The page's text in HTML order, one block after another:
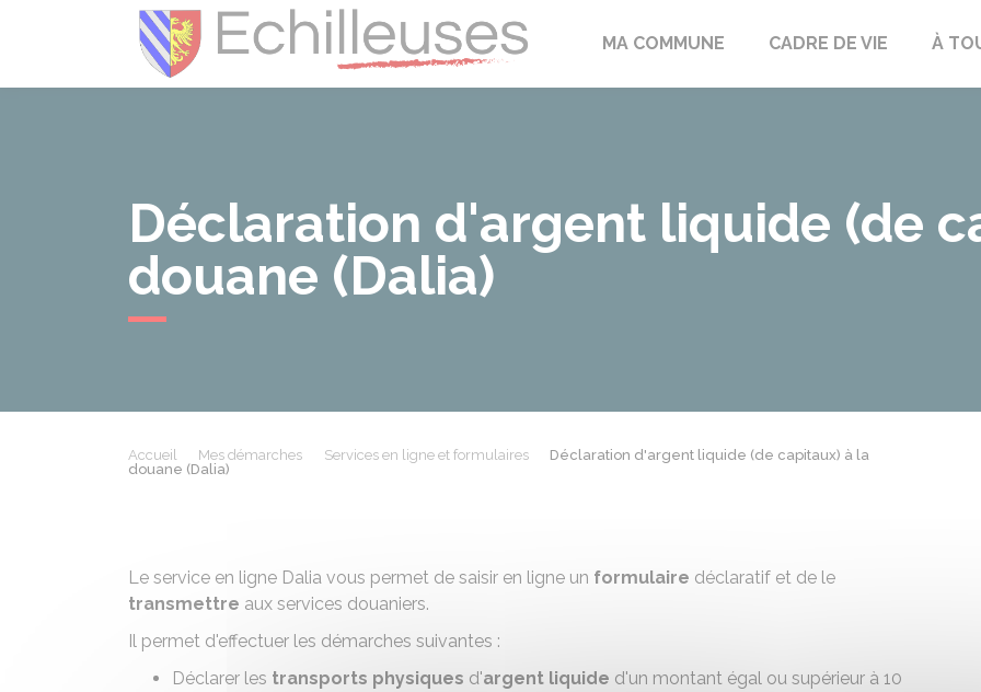
ÉchilleusesMA COMMUNE CADRE DE VIE À
Déclaration d'argent liquide (de
douane (Dalia)
Accueil Mes démarches Services en ligne et formulaires
Déclaration d'argent liquide (de capitaux) à la
douane (Dalia)
Le service en ligne Dalia vous permet de saisir en ligne un formulaire déclaratif et de le
transmettre aux services douaniers.
Il permet d'effectuer les démarches suivantes :
Déclarer les transports physiques d'argent liquide d'un montant égal ou supérieur à 10